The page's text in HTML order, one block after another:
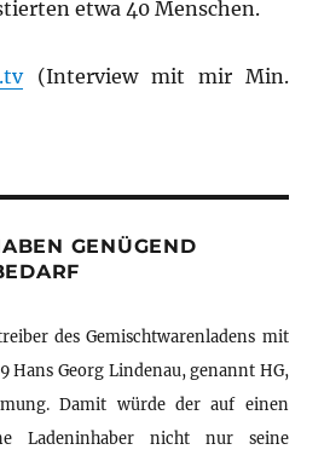
etwa 40 Menschen.
(Interview mit mir Min.
GENÜGEND
des Gemischtwarenladens mit
Hans Georg Lindenau, genannt HG,
Damit würde der auf einen
Ladeninhaber nicht nur seine